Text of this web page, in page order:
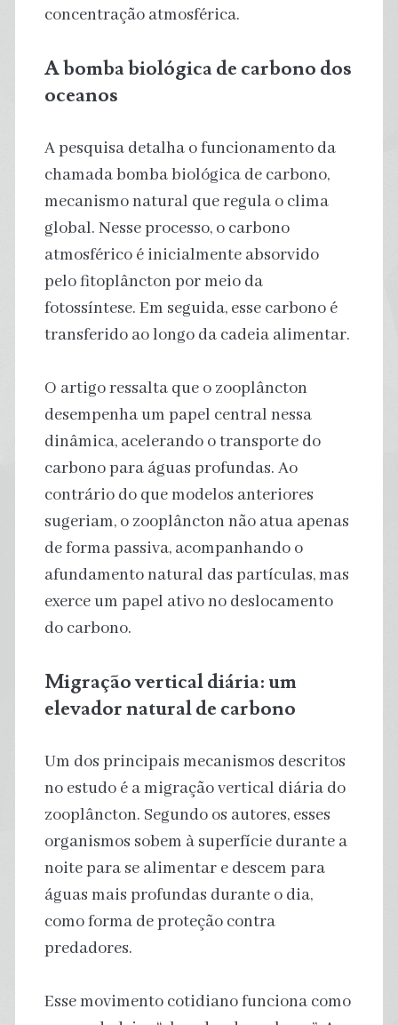
concentração atmosférica.
A bomba biológica de carbono dos
oceanos
A pesquisa detalha o funcionamento da
chamada bomba biológica de carbono,
mecanismo natural que regula o clima
global. Nesse processo, o carbono
atmosférico é inicialmente absorvido
pelo fitoplâncton por meio da
fotossíntese. Em seguida, esse carbono é
transferido ao longo da cadeia alimentar.
O artigo ressalta que o zooplâncton
desempenha um papel central nessa
dinâmica, acelerando o transporte do
carbono para águas profundas. Ao
contrário do que modelos anteriores
sugeriam, o zooplâncton não atua apenas
de forma passiva, acompanhando o
afundamento natural das partículas, mas
exerce um papel ativo no deslocamento
do carbono.
Migração vertical diária: um
elevador natural de carbono
Um dos principais mecanismos descritos
no estudo é a migração vertical diária do
zooplâncton. Segundo os autores, esses
organismos sobem à superfície durante a
noite para se alimentar e descem para
águas mais profundas durante o dia,
como forma de proteção contra
predadores.
Esse movimento cotidiano funciona como